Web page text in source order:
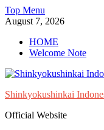
Skip
to
Top Menu
August 7, 2026
HOME
Welcome Note
Shinkyokushinkai
Official Website